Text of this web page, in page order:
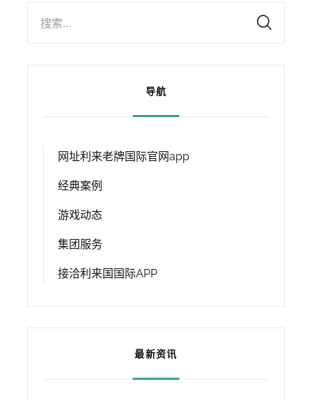
搜索...
导航
网址利来老牌国际官网app
经典案例
游戏动态
集团服务
接洽利来国国际APP
最新资讯